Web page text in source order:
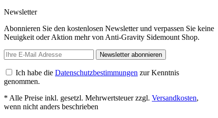
Newsletter
Abonnieren Sie den kostenlosen Newsletter und verpassen Sie keine
Neuigkeit oder Aktion mehr von Anti-Gravity Sidemount Shop.
Newsletter abonnieren
Ich habe die Datenschutzbestimmungen zur Kenntnis
genommen.
* Alle Preise inkl. gesetzl. Mehrwertsteuer zzgl. Versandkosten,
wenn nicht anders beschrieben